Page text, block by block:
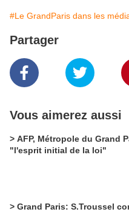
#Le GrandParis dans les
Partager
Vous aimerez aussi
> AFP, Métropole du Grand
"l'esprit initial de la loi"
> Grand Paris: S.Troussel